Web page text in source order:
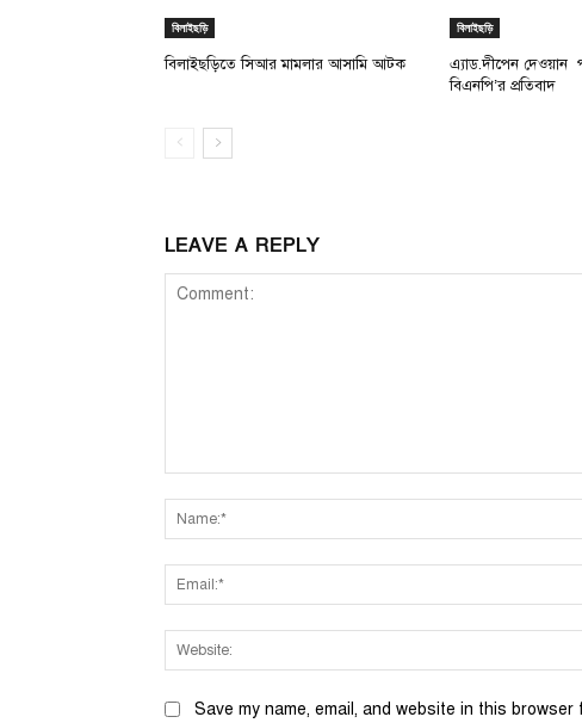
বিলাইছড়ি
বিলাইছড়িতে সিআর মামলার আসামি আটক
বিলাইছড়ি
এ্যাড.দীপেন দেওয়ান
বিএনপি’র প্রতিবাদ
LEAVE A REPLY
Save my name, email, and website in this